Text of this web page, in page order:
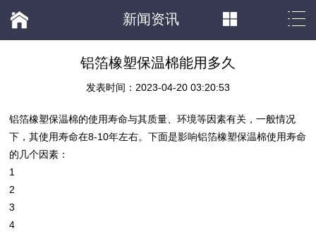
新闻资讯
铝箔橡塑保温棉能用多久
发表时间：2023-04-20 03:20:53
铝箔橡塑保温棉的使用寿命与其质量、环境等因素有关，一般情况
下，其使用寿命在8-10年左右。下面是影响铝箔橡塑保温棉使用寿命
的几个因素：
1
2
3
4